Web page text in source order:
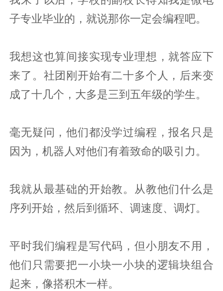
子专业毕业的，就说那你一定会编程吧。
我想这也算间接实现专业理想，就答应下
来了。社团刚开始有二十多个人，后来变
成了十几个，大多是三到五年级的学生。
毫无疑问，他们都没学过编程，报名只是
因为，机器人对他们有着致命的吸引力。
我就从最基础的开始教。从教他们什么是
序列开始，然后到循环、调速度、调灯。
平时我们编程是写代码，但小朋友不用，
他们只需要把一小块一小块的逻辑块组合
起来，像搭积木一样。